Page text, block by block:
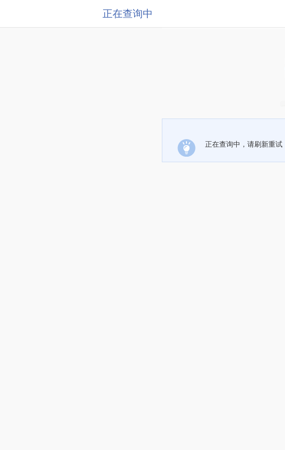
正在查询中
正在查询中，请刷新重试